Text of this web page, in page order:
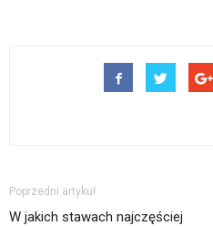
Poprzedni artykuł
W jakich stawach najczęściej